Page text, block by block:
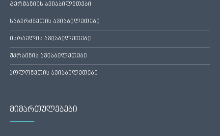
გერმანიის ავიაბილეთები
საბერძნეთის ავიაბილეთები
ისრაელის ავიაბილეთები
უკრაინის ავიაბილეთები
პოლონეთის ავიაბილეთები
მიმართულებები